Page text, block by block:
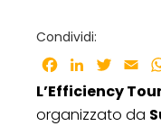
Condividi:
Facebook
LinkedIn
L’Efficiency
organizzato da